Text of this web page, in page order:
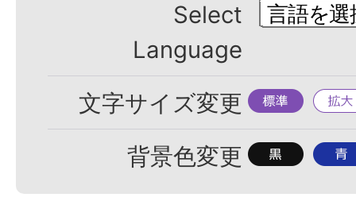
Select
Language
文字サイズ変更 標
準
拡
大
背景色変更 背
背